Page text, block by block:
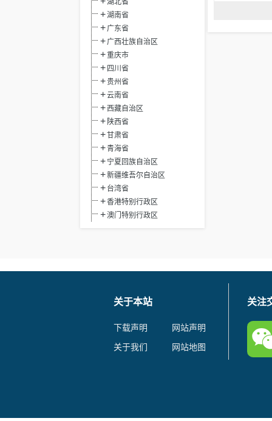
湖北省
湖南省
广东省
广西壮族自治区
重庆市
四川省
贵州省
云南省
西藏自治区
陕西省
甘肃省
青海省
宁夏回族自治区
新疆维吾尔自治区
台湾省
香港特别行政区
澳门特别行政区
关于本站
下载声明
网站声明
关于我们
网站地图
关注